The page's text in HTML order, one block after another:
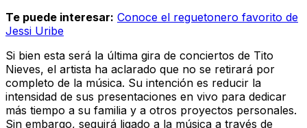
Te puede interesar: Conoce el reguetonero favorito de
Jessi Uribe
Si bien esta será la última gira de conciertos de Tito
Nieves, el artista ha aclarado que no se retirará por
completo de la música. Su intención es reducir la
intensidad de sus presentaciones en vivo para dedicar
más tiempo a su familia y a otros proyectos personales.
Sin embargo, seguirá ligado a la música a través de